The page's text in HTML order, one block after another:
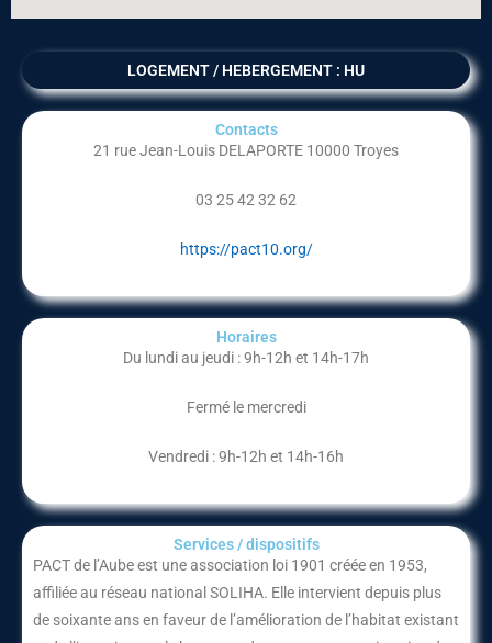
LOGEMENT / HEBERGEMENT : HU
Contacts
21 rue Jean-Louis DELAPORTE 10000 Troyes
03 25 42 32 62
https://pact10.org/
Horaires
Du lundi au jeudi : 9h-12h et 14h-17h
Fermé le mercredi
Vendredi : 9h-12h et 14h-16h
Services / dispositifs​
PACT de l’Aubeest une association loi 1901 créée en 1953,
affiliée au réseau national SOLIHA. Elle intervient depuis plus
de soixante ans en faveur de l’amélioration de l’habitat existant